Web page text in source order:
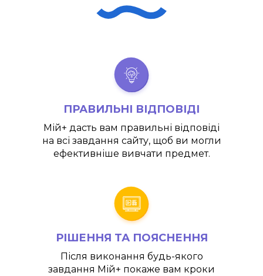
ПРАВИЛЬНІ ВІДПОВІДІ
Мій+ дасть вам правильні відповіді
на всі завдання сайту, щоб ви могли
ефективніше вивчати предмет.
РІШЕННЯ ТА ПОЯСНЕННЯ
Після виконання будь-якого
завдання Мій+ покаже вам кроки